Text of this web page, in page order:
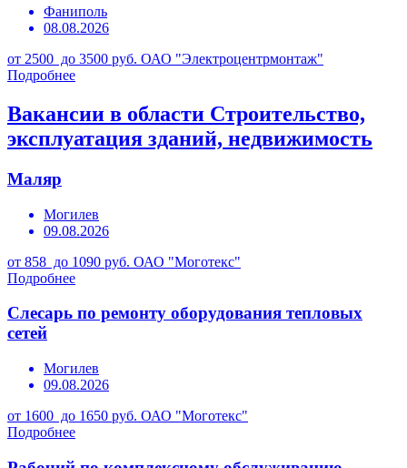
Фаниполь
08.08.2026
от 2500 до 3500 руб. ОАО "Электроцентрмонтаж"
Подробнее
Вакансии в области Строительство,
эксплуатация зданий, недвижимость
Маляр
Могилев
09.08.2026
от 858 до 1090 руб. ОАО "Моготекс"
Подробнее
Слесарь по ремонту оборудования тепловых
сетей
Могилев
09.08.2026
от 1600 до 1650 руб. ОАО "Моготекс"
Подробнее